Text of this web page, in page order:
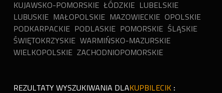
KUJAWSKO-POMORSKIE ŁÓDZKIE LUBELSKIE
LUBUSKIE MAŁOPOLSKIE MAZOWIECKIE OPOLSKIE
PODKARPACKIE PODLASKIE POMORSKIE ŚLĄSKIE
ŚWIĘTOKRZYSKIE WARMIŃSKO-MAZURSKIE
WIELKOPOLSKIE ZACHODNIOPOMORSKIE
REZULTATY WYSZUKIWANIA DLAKUPBILECIK :